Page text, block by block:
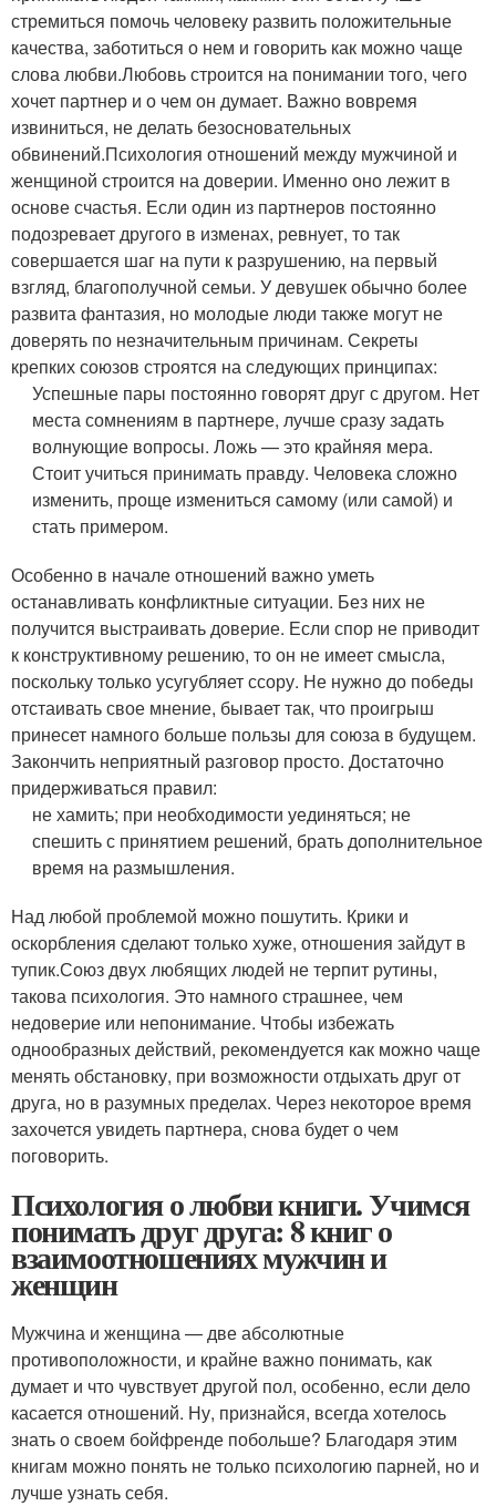
стремиться помочь человеку развить положительные
качества, заботиться о нем и говорить как можно чаще
слова любви.Любовь строится на понимании того, чего
хочет партнер и о чем он думает. Важно вовремя
извиниться, не делать безосновательных
обвинений.Психология отношений между мужчиной и
женщиной строится на доверии. Именно оно лежит в
основе счастья. Если один из партнеров постоянно
подозревает другого в изменах, ревнует, то так
совершается шаг на пути к разрушению, на первый
взгляд, благополучной семьи. У девушек обычно более
развита фантазия, но молодые люди также могут не
доверять по незначительным причинам. Секреты
крепких союзов строятся на следующих принципах:
Успешные пары постоянно говорят друг с другом. Нет
места сомнениям в партнере, лучше сразу задать
волнующие вопросы. Ложь — это крайняя мера.
Стоит учиться принимать правду. Человека сложно
изменить, проще измениться самому (или самой) и
стать примером.
Особенно в начале отношений важно уметь
останавливать конфликтные ситуации. Без них не
получится выстраивать доверие. Если спор не приводит
к конструктивному решению, то он не имеет смысла,
поскольку только усугубляет ссору. Не нужно до победы
отстаивать свое мнение, бывает так, что проигрыш
принесет намного больше пользы для союза в будущем.
Закончить неприятный разговор просто. Достаточно
придерживаться правил:
не хамить; при необходимости уединяться; не
спешить с принятием решений, брать дополнительное
время на размышления.
Над любой проблемой можно пошутить. Крики и
оскорбления сделают только хуже, отношения зайдут в
тупик.Союз двух любящих людей не терпит рутины,
такова психология. Это намного страшнее, чем
недоверие или непонимание. Чтобы избежать
однообразных действий, рекомендуется как можно чаще
менять обстановку, при возможности отдыхать друг от
друга, но в разумных пределах. Через некоторое время
захочется увидеть партнера, снова будет о чем
поговорить.
Психология о любви книги. Учимся
понимать друг друга: 8 книг о
взаимоотношениях мужчин и
женщин
Мужчина и женщина — две абсолютные
противоположности, и крайне важно понимать, как
думает и что чувствует другой пол, особенно, если дело
касается отношений. Ну, признайся, всегда хотелось
знать о своем бойфренде побольше? Благодаря этим
книгам можно понять не только психологию парней, но и
лучше узнать себя.